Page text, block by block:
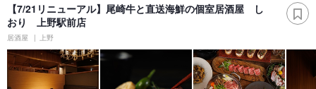
【7/21リニューアル】尾崎牛と直送海鮮の個室居酒屋 し
おり 上野駅前店
居酒屋 上野